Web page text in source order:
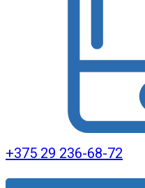
+375 29 236-68-72